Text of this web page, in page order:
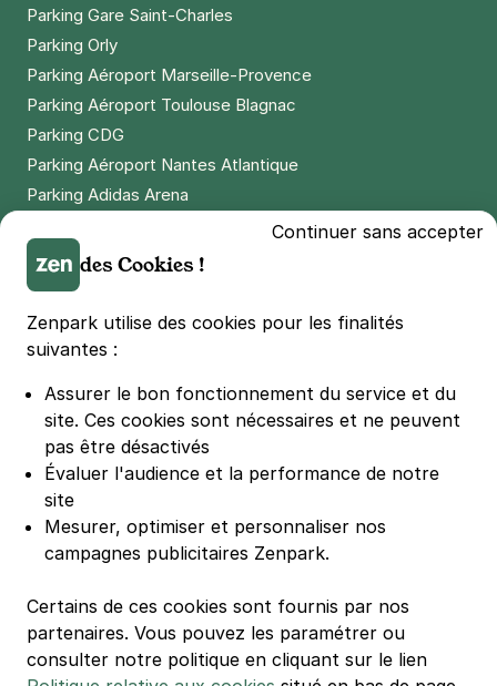
Parking Gare Saint-Charles
Parking Orly
Parking Aéroport Marseille-Provence
Parking Aéroport Toulouse Blagnac
Parking CDG
Parking Aéroport Nantes Atlantique
Parking Adidas Arena
Parking LDLC Arena
Parking Stade Pierre Mauroy
Parking Groupama Stadium
Parking Vélodrome
Parking Bercy
Parking La Défense Arena
Parking Les 4 temps
Parking Nation
Parking Porte de Versailles
Parking Lille Grand Palais
Parking Casino Barrière Lille
Continuer sans accepter
des Cookies !
Zenpark utilise des cookies pour les finalités
suivantes :
Assurer le bon fonctionnement du service et du
site. Ces cookies sont nécessaires et ne peuvent
pas être désactivés
Évaluer l'audience et la performance de notre
site
Mesurer, optimiser et personnaliser nos
campagnes publicitaires Zenpark.
Certains de ces cookies sont fournis par nos
partenaires. Vous pouvez les paramétrer ou
consulter notre politique en cliquant sur le lien